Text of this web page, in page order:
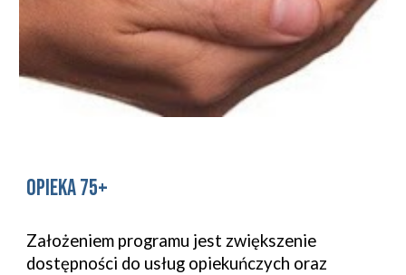
Opieka 75+
Założeniem programu jest zwiększenie
dostępności do usług opiekuńczych oraz